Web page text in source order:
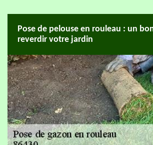
Pose de pelouse en rouleau : un
reverdir votre jardin